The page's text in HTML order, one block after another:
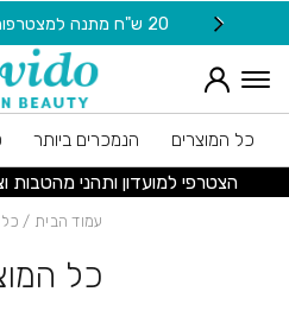
Skip to Content
כל המוצרים הנמכרים ביותר
הצטרפי למועדון ותהני מהטבות
עמוד הבית / כל
כל
בחזרה למעלה